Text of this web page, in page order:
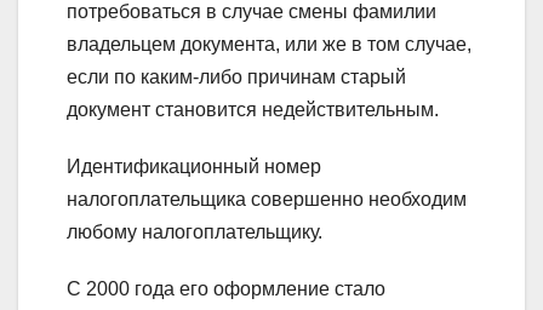
потребоваться в случае смены фамилии
владельцем документа, или же в том случае,
если по каким-либо причинам старый
документ становится недействительным.
Идентификационный номер
налогоплательщика совершенно необходим
любому налогоплательщику.
С 2000 года его оформление стало